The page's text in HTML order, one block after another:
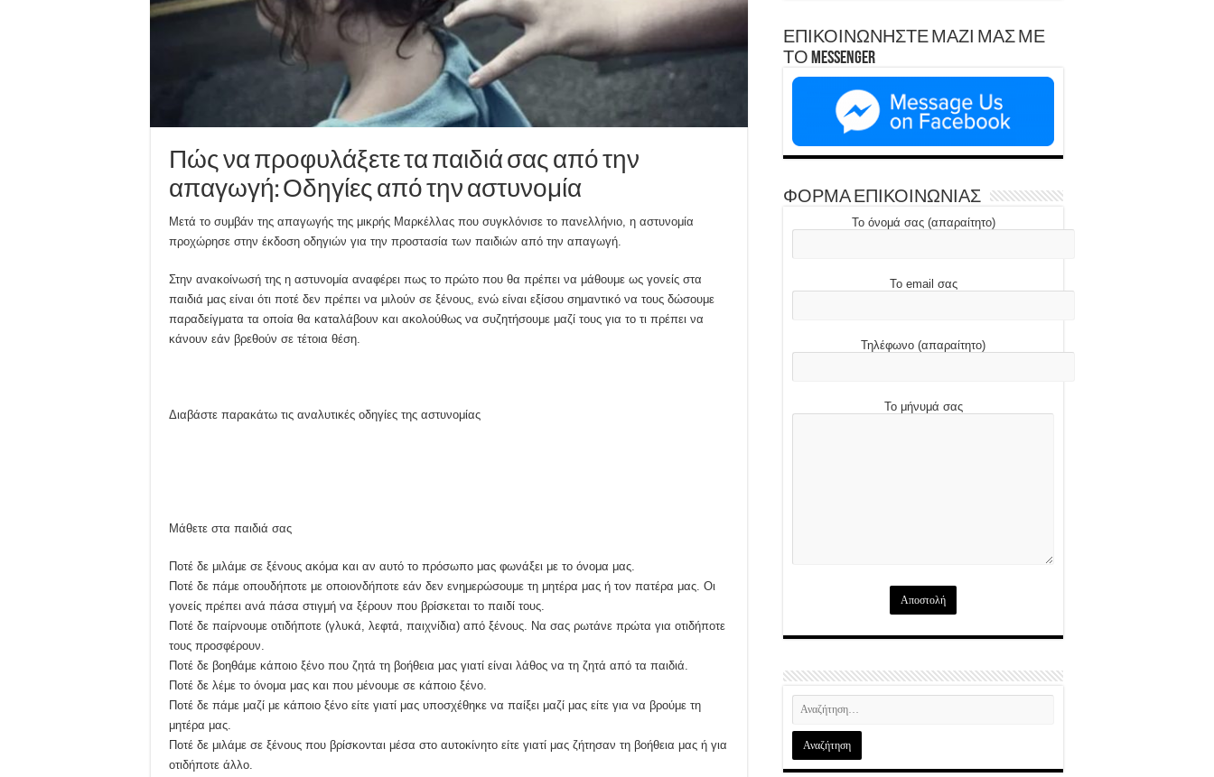
Πώς να προφυλάξετε τα παιδιά σας από την
απαγωγή: Οδηγίες από την αστυνομία
Μετά το συμβάν της απαγωγής της μικρής Μαρκέλλας που συγκλόνισε το πανελλήνιο, η αστυνομία
προχώρησε στην έκδοση οδηγιών για την προστασία των παιδιών από την απαγωγή.
Στην ανακοίνωσή της η αστυνομία αναφέρει πως το πρώτο που θα πρέπει να μάθουμε ως γονείς στα
παιδιά μας είναι ότι ποτέ δεν πρέπει να μιλούν σε ξένους, ενώ είναι εξίσου σημαντικό να τους δώσουμε
παραδείγματα τα οποία θα καταλάβουν και ακολούθως να συζητήσουμε μαζί τους για το τι πρέπει να
κάνουν εάν βρεθούν σε τέτοια θέση.
Διαβάστε παρακάτω τις αναλυτικές οδηγίες της αστυνομίας
Μάθετε στα παιδιά σας
Ποτέ δε μιλάμε σε ξένους ακόμα και αν αυτό το πρόσωπο μας φωνάξει με το όνομα μας.
Ποτέ δε πάμε οπουδήποτε με οποιονδήποτε εάν δεν ενημερώσουμε τη μητέρα μας ή τον πατέρα μας. Οι
γονείς πρέπει ανά πάσα στιγμή να ξέρουν που βρίσκεται το παιδί τους.
Ποτέ δε παίρνουμε οτιδήποτε (γλυκά, λεφτά, παιχνίδια) από ξένους. Να σας ρωτάνε πρώτα για οτιδήποτε
τους προσφέρουν.
Ποτέ δε βοηθάμε κάποιο ξένο που ζητά τη βοήθεια μας γιατί είναι λάθος να τη ζητά από τα παιδιά.
Ποτέ δε λέμε το όνομα μας και που μένουμε σε κάποιο ξένο.
Ποτέ δε πάμε μαζί με κάποιο ξένο είτε γιατί μας υποσχέθηκε να παίξει μαζί μας είτε για να βρούμε τη
μητέρα μας.
Ποτέ δε μιλάμε σε ξένους που βρίσκονται μέσα στο αυτοκίνητο είτε γιατί μας ζήτησαν τη βοήθεια μας ή για
οτιδήποτε άλλο.
ΕΠΙΚΟΙΝΩΝΗΣΤΕ ΜΑΖΙ ΜΑΣ ΜΕ
ΤΟ Messenger
ΦΟΡΜΑ ΕΠΙΚΟΙΝΩΝΙΑΣ
Το όνομά σας (απαραίτητο)
Το email σας
Τηλέφωνο (απαραίτητο)
Το μήνυμά σας